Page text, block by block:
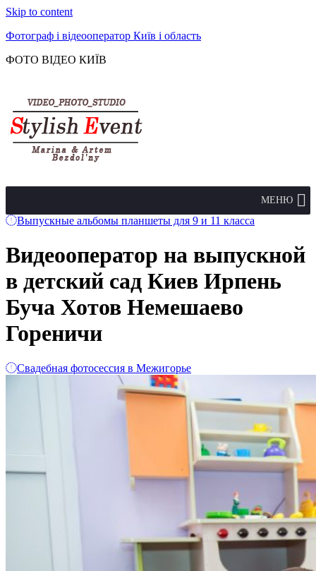
Skip to content
Фотограф і відеооператор Київ і область
ФОТО ВІДЕО КИЇВ
МЕНЮ
Выпускные альбомы планшеты для 9 и 11 класса
Видеооператор на выпускной
в детский сад Киев Ирпень
Буча Хотов Немешаево
Гореничи
Свадебная фотосессия в Межигорье